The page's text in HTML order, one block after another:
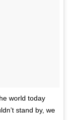
world today
stand by, we